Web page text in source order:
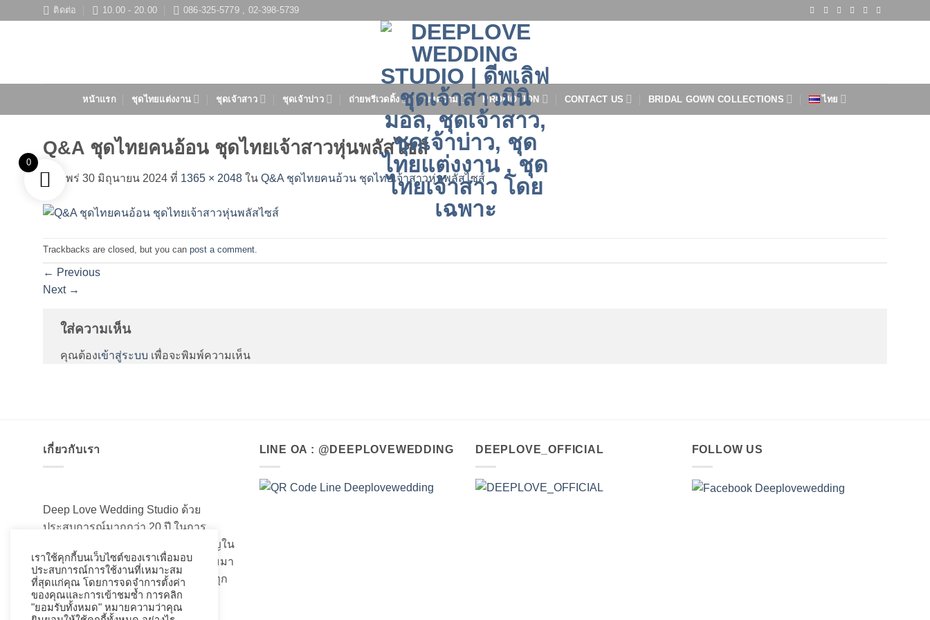
ติดต่อ 10.00 - 20.00 086-325-5779 , 02-398-5739
หน้าแรก ชุดไทยแต่งงาน ชุดเจ้าสาว ชุดเจ้าบ่าว ถ่ายพรีเวดดิ้ง บทความ PROMOTION CONTACT US BRIDAL GOWN COLLECTIONS ไทย
Q&A ชุดไทยคนอ้อน ชุดไทยเจ้าสาวหุ่นพลัสไซส์
เผยแพร่ 30 มิถุนายน 2024 ที่ 1365 × 2048 ใน Q&A ชุดไทยคนอ้วน ชุดไทยเจ้าสาวหุ่นพลัสไซส์
Trackbacks are closed, but you can post a comment.
← Previous
Next →
ใส่ความเห็น
คุณต้องเข้าสู่ระบบ เพื่อจะพิมพ์ความเห็น
เกี่ยวกับเรา
Deep Love Wedding Studio ด้วย
ประสบการณ์มากกว่า 20 ปี ในการ
สร้างสรรค์ออกแบบและความชำนาญใน
เรื่องของชุดแต่งงานเจ้าสาวอันงดงามมา
เป็นอย่างดี ที่เราได้เนรมิตชุดเจ้าสาวทุก
ท่านให้สวยงามมานับไม่ถ้วน
LINE OA : @DEEPLOVEWEDDING DEEPLOVE_OFFICIAL FOLLOW US
เราใช้คุกกี้บนเว็บไซต์ของเราเพื่อมอบ
ประสบการณ์การใช้งานที่เหมาะสม
ที่สุดแก่คุณ โดยการจดจำการตั้งค่า
ของคุณและการเข้าชมซ้ำ การคลิก
"ยอมรับทั้งหมด" หมายความว่าคุณ
0